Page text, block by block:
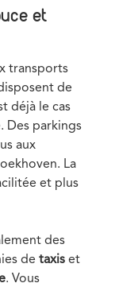
et
transports
de
déjà le cas
Des parkings
aux
La
et plus
des
de taxis et
. Vous